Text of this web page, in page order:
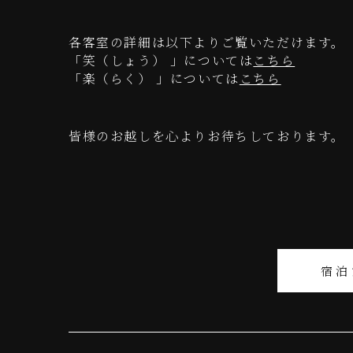
各客室の詳細は以下よりご覧いただけます。
「笑（しょう） 」についてはこちら
「楽（らく） 」については こちら
皆様のお越しを心よりお待ちしております。
宿泊